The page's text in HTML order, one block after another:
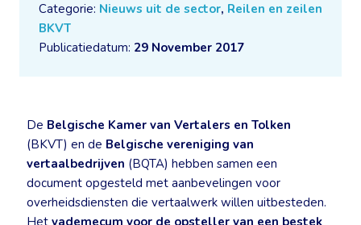
Categorie: Nieuws uit de sector, Reilen en zeilen
BKVT
Publicatiedatum: 29 November 2017
De Belgische Kamer van Vertalers en Tolken
(BKVT) en de Belgische vereniging van
vertaalbedrijven (BQTA) hebben samen een
document opgesteld met aanbevelingen voor
overheidsdiensten die vertaalwerk willen uitbesteden.
Het vademecum voor de opsteller van een bestek